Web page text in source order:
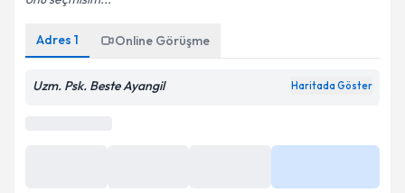
onu seçmisim...
Online Görüşme
Uzm. Psk. Beste Ayangil